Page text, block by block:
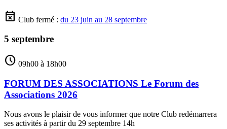
event_busy Club fermé : du 23 juin au 28 septembre
5 septembre
schedule 09h00 à 18h00
FORUM DES ASSOCIATIONS Le Forum des
Associations 2026
Nous avons le plaisir de vous informer que notre Club redémarrera
ses activités à partir du 29 septembre 14h